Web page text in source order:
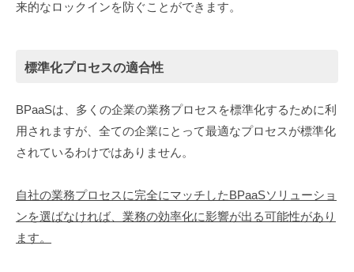
来的なロックインを防ぐことができます。
標準化プロセスの適合性
BPaaSは、多くの企業の業務プロセスを標準化するために利
用されますが、全ての企業にとって最適なプロセスが標準化
されているわけではありません。
自社の業務プロセスに完全にマッチしたBPaaSソリューショ
ンを選ばなければ、業務の効率化に影響が出る可能性があり
ます。